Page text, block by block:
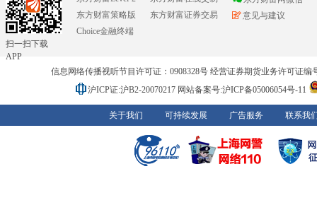
扫一扫下载
APP
东方财富策略版
Choice金融终端
东方财富证券交易
意见与建议
信息网络传播视听节目许可证：0908328号 经营证券期货业务许可证编
沪ICP证:沪B2-20070217 网站备案号:沪ICP备05006054号-11
关于我们 可持续发展 广告服务 联系我